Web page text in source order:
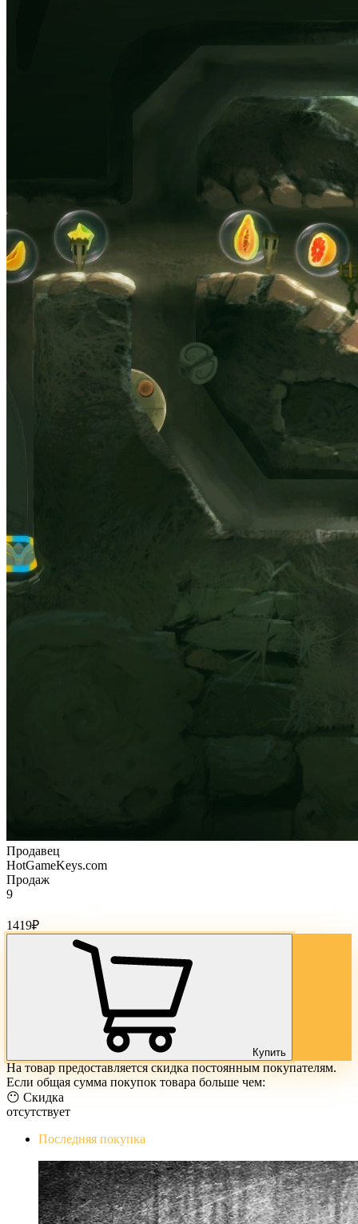
Продавец
HotGameKeys.com
Продаж
9
1419₽
Купить
На товар предоставляется скидка постоянным покупателям.
Если общая сумма покупок товара больше чем:
😶 Скидка
отсутствует
Последняя покупка